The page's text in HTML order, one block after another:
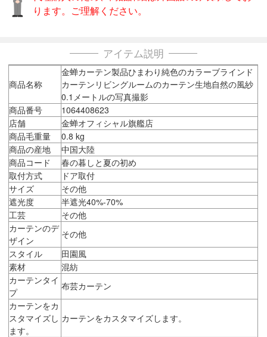
ります。ご理解ください。
アイテム説明
商品名称
金蝉カーテン製品ひまわり純色のカラーブラインド
カーテンリビングルームのカーテン生地自然の風紗
0.1メートルの写真撮影
商品番号
1064408623
店舗
金蝉オフィシャル旗艦店
商品毛重量
0.8 kg
商品の産地
中国大陸
商品コード
春の暮しと夏の初め
取付方式
ドア取付
サイズ
その他
遮光度
半遮光40%-70%
工芸
その他
カーテンのデ
ザイン
その他
スタイル
田園風
素材
混紡
カーテンタイ
プ
布芸カーテン
カーテンをカ
スタマイズし
ます。
カーテンをカスタマイズします。